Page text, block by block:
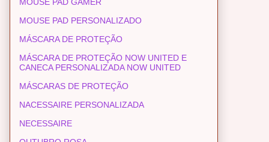
MOUSE PAD PERSONALIZADO
MÁSCARA DE PROTEÇÃO
MÁSCARA DE PROTEÇÃO NOW UNITED E
CANECA PERSONALIZADA NOW UNITED
MÁSCARAS DE PROTEÇÃO
NACESSAIRE PERSONALIZADA
NECESSAIRE